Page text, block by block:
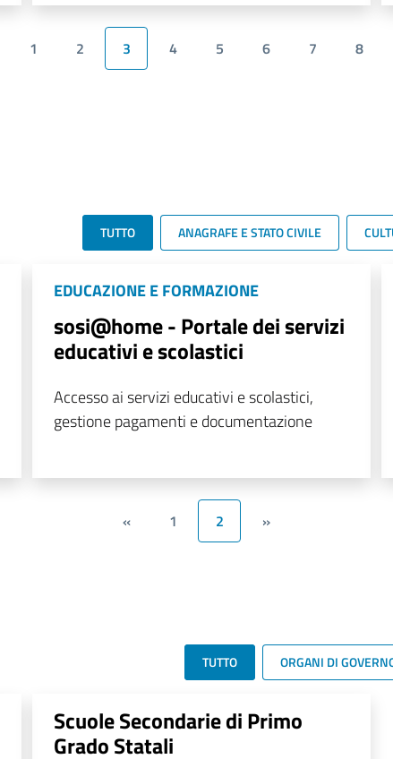
1 2 3 4 5 6 7 8
TUTTO ANAGRAFE E STATO CIVILE
EDUCAZIONE E FORMAZIONE
sosi@home - Portale dei servizi
educativi e scolastici
Accesso ai servizi educativi e scolastici,
gestione pagamenti e documentazione
« 1 2 »
TUTTO ORGANI DI
Scuole Secondarie di Primo
Grado Statali